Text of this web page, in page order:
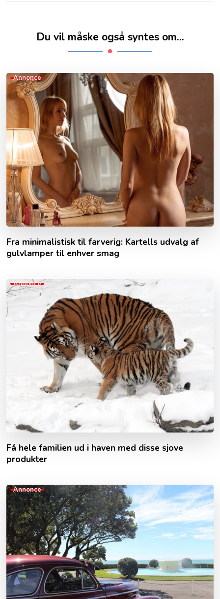
Du vil måske også syntes om...
Annonce
Fra minimalistisk til farverig: Kartells udvalg af
gulvlamper til enhver smag
Annonce
Få hele familien ud i haven med disse sjove
produkter
Annonce